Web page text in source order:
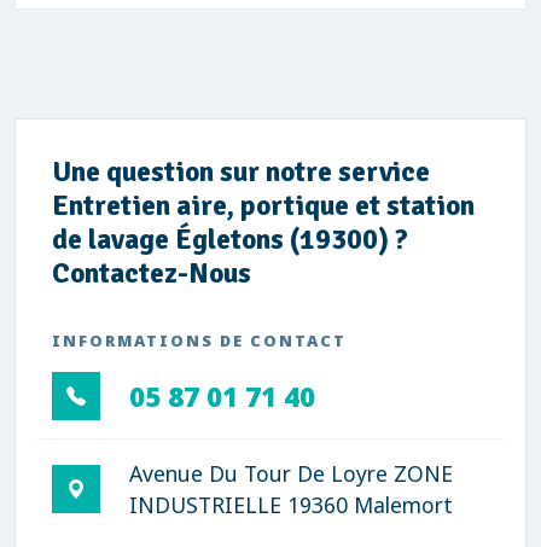
Une question sur notre service
Entretien aire, portique et station
de lavage Égletons (19300) ?
Contactez-Nous
INFORMATIONS DE CONTACT
05 87 01 71 40
Avenue Du Tour De Loyre ZONE
INDUSTRIELLE 19360 Malemort